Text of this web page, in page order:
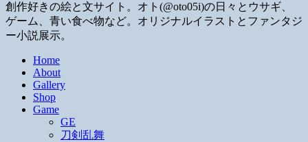
創作好きの絵と文サイト。オト(@oto05i)の日々とウサギ、
ゲーム、青い食べ物など。オリジナルイラストとファンタジ
ー小説展示。
Home
About
Gallery
Shop
Game
GE
刀剣乱舞